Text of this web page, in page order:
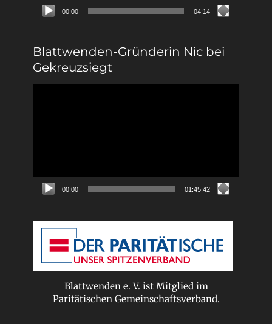
00:00 04:14
Blattwenden-Gründerin Nic bei
Gekreuzsiegt
00:00 01:45:42
Blattwenden e. V. ist Mitglied im
Paritätischen Gemeinschaftsverband.